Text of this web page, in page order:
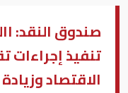
صندوق النقد:
تنفيذ
الاقتصاد